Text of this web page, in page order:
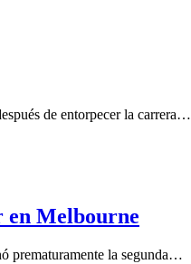
de entorpecer la carrera…
en Melbourne
prematuramente la segunda…